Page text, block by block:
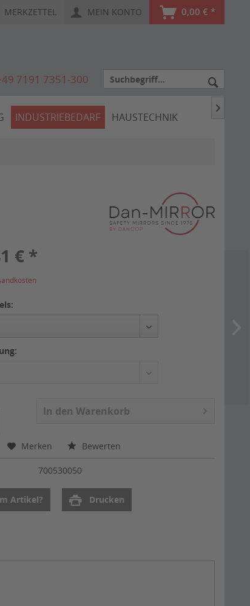
MERKZETTEL MEIN KONTO 0,00 € *
7191 7351-300
INDUSTRIEBEDARF HAUSTECHNIK

€ *
In den Warenkorb
Merken Bewerten
700530050
Artikel? Drucken